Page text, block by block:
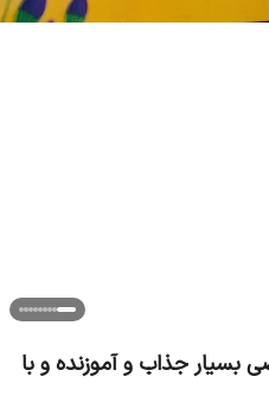
بسیار جذاب و آموزنده و با